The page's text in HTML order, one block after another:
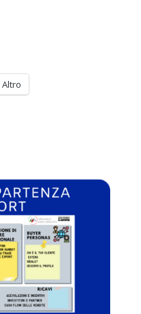
Altro